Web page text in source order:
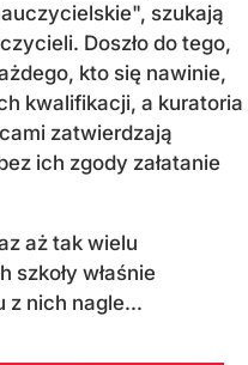
szukają
Doszło do tego,
kto się nawinie,
kwalifikacji, a kuratoria
zatwierdzają
ich zgody załatanie
aż tak wielu
szkoły właśnie
z nich nagle...